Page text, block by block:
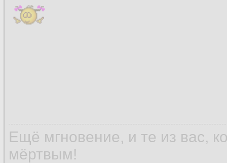
Ещё мгновение, и те из вас,
мёртвым!